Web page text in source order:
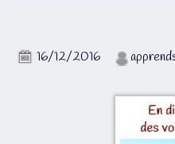
16/12/2016